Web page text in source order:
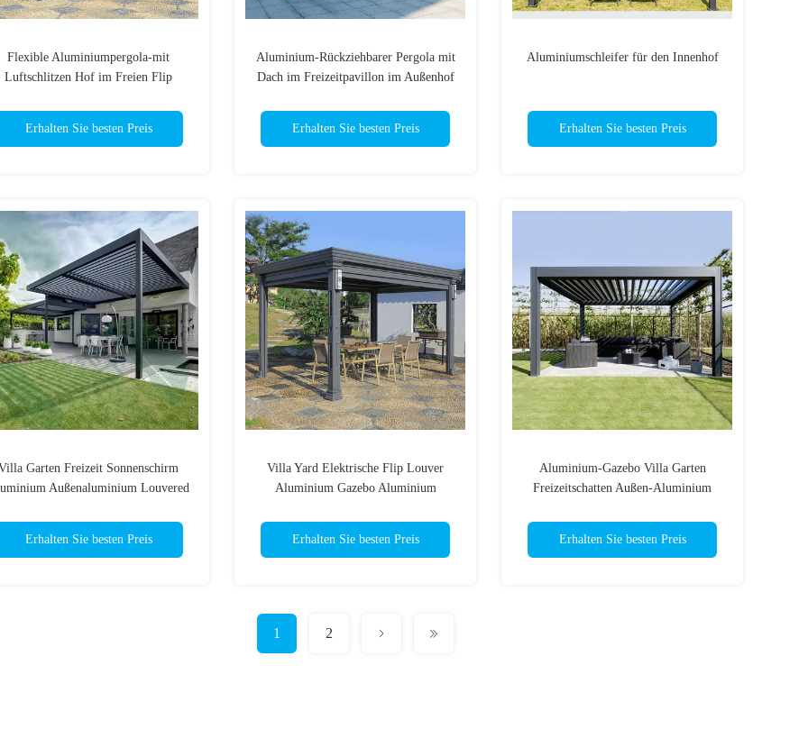
Flexible Aluminiumpergola-mit
Luftschlitzen Hof im Freien Flip
Erhalten Sie besten Preis
Aluminium-Rückziehbarer Pergola mit
Dach im Freizeitpavillon im Außenhof
Erhalten Sie besten Preis
Aluminiumschleifer für den Innenhof
Erhalten Sie besten Preis
Garten Freizeit Sonnenschirm
Außenaluminium Louvered
Erhalten Sie besten Preis
Villa Yard Elektrische Flip Louver
Aluminium Gazebo Aluminium
Erhalten Sie besten Preis
Aluminium-Gazebo Villa Garten
Freizeitschatten Außen-Aluminium
Erhalten Sie besten Preis
1 2